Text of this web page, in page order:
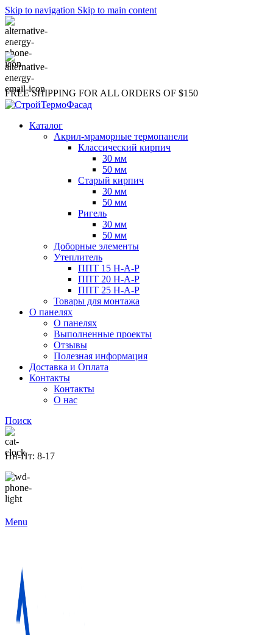
Skip to navigation Skip to main content
(+035) 527-1710-70
NEWSLETTER
FREE SHIPPING FOR ALL ORDERS OF $150
Каталог
Акрил-мраморные термопанели
Классический кирпич
30 мм
50 мм
Старый кирпич
30 мм
50 мм
Ригель
30 мм
50 мм
Доборные элементы
Утеплитель
ППТ 15 Н-А-Р
ППТ 20 Н-А-Р
ППТ 25 Н-А-Р
Товары для монтажа
О панелях
О панелях
Выполненные проекты
Отзывы
Полезная информация
Доставка и Оплата
Контакты
Контакты
О нас
Поиск
Пн-Пт: 8-17
+375 29 77-77-625
Menu